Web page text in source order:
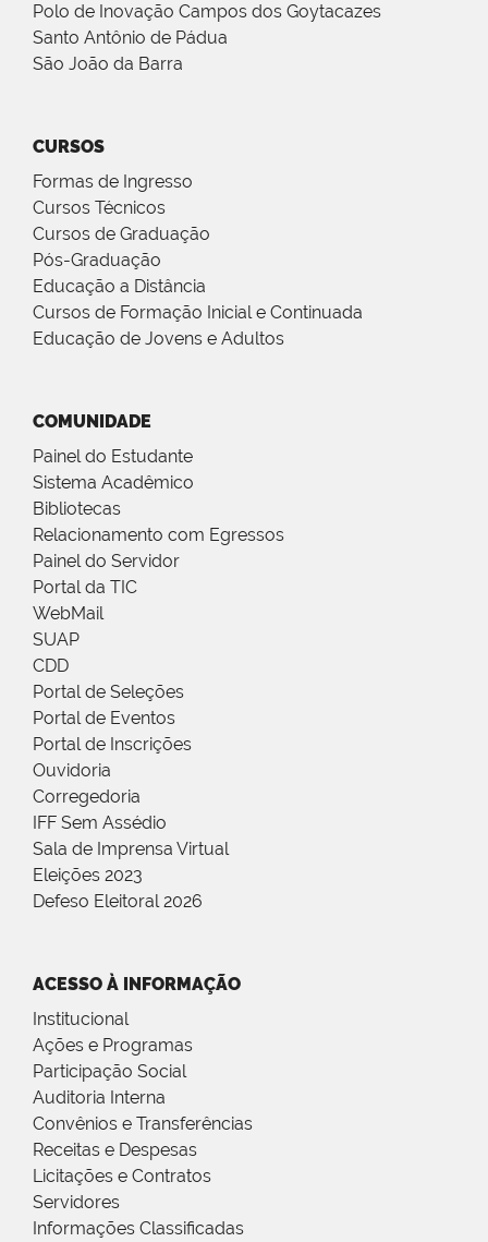
Polo de Inovação Campos dos Goytacazes
Santo Antônio de Pádua
São João da Barra
CURSOS
Formas de Ingresso
Cursos Técnicos
Cursos de Graduação
Pós-Graduação
Educação a Distância
Cursos de Formação Inicial e Continuada
Educação de Jovens e Adultos
COMUNIDADE
Painel do Estudante
Sistema Acadêmico
Bibliotecas
Relacionamento com Egressos
Painel do Servidor
Portal da TIC
WebMail
SUAP
CDD
Portal de Seleções
Portal de Eventos
Portal de Inscrições
Ouvidoria
Corregedoria
IFF Sem Assédio
Sala de Imprensa Virtual
Eleições 2023
Defeso Eleitoral 2026
ACESSO À INFORMAÇÃO
Institucional
Ações e Programas
Participação Social
Auditoria Interna
Convênios e Transferências
Receitas e Despesas
Licitações e Contratos
Servidores
Informações Classificadas